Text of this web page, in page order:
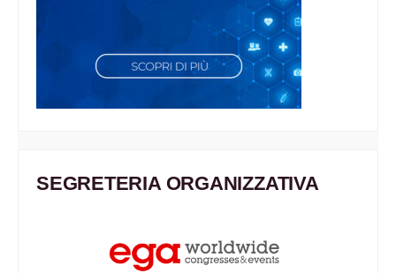
SEGRETERIA ORGANIZZATIVA